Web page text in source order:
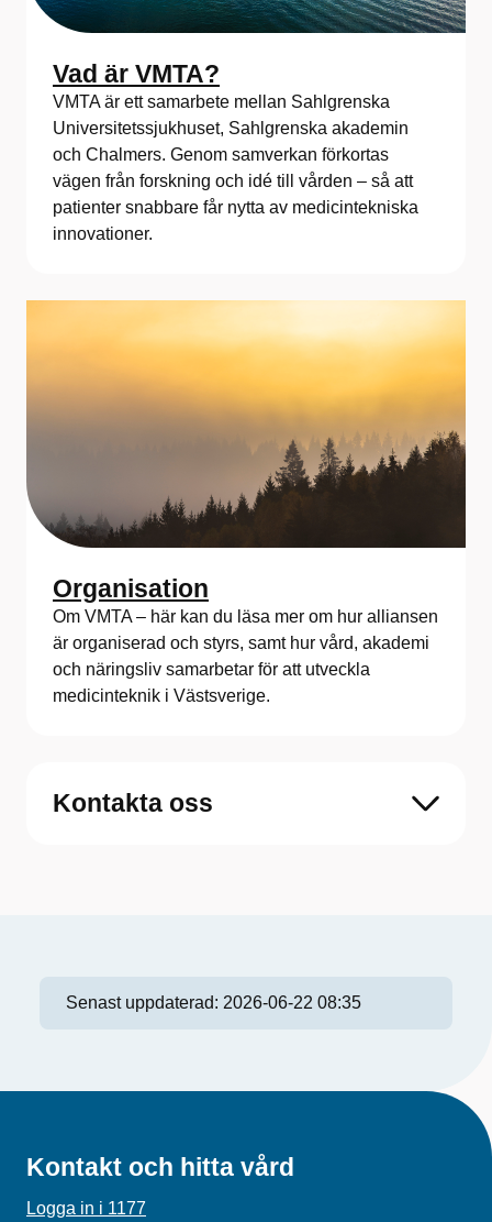
Vad är VMTA?
VMTA är ett samarbete mellan Sahlgrenska
Universitetssjukhuset, Sahlgrenska akademin
och Chalmers. Genom samverkan förkortas
vägen från forskning och idé till vården – så att
patienter snabbare får nytta av medicintekniska
innovationer.
Organisation
Om VMTA – här kan du läsa mer om hur alliansen
är organiserad och styrs, samt hur vård, akademi
och näringsliv samarbetar för att utveckla
medicinteknik i Västsverige.
Kontakta oss
Senast uppdaterad: 2026-06-22 08:35
Kontakt och hitta vård
Logga in i 1177